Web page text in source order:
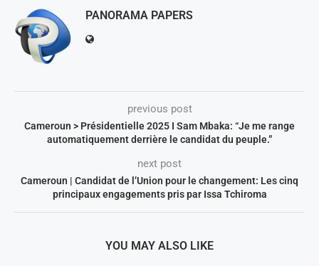
PANORAMA PAPERS
previous post
Cameroun > Présidentielle 2025 I Sam Mbaka: “Je me range
automatiquement derrière le candidat du peuple.”
next post
Cameroun | Candidat de l’Union pour le changement: Les cinq
principaux engagements pris par Issa Tchiroma
YOU MAY ALSO LIKE